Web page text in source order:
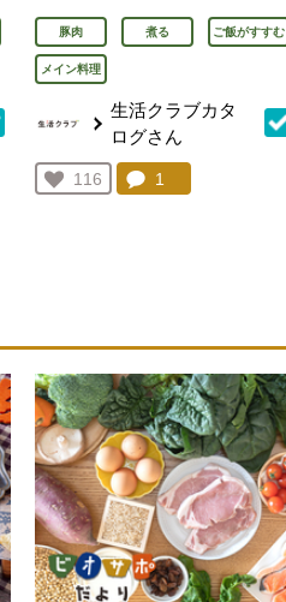
豚肉 煮る ご飯がすすむ
メイン料理
生活クラブカタ
ログさん
お気に入り登録：
116
人が登録
コメント：
1